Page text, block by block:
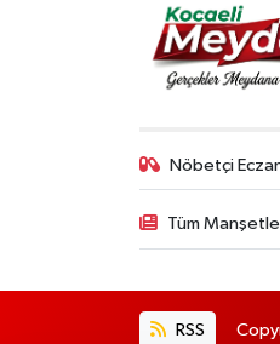
Nöbetçi
Tüm
RSS